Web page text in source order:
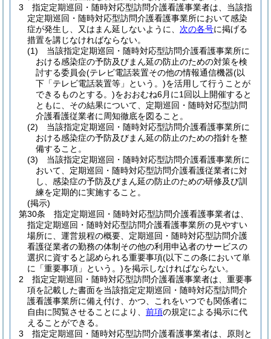
3
指定定期巡回・随時対応型訪問介護看護事業者は、当該指
定定期巡回・随時対応型訪問介護看護事業所において感染
症が発生し、又はまん延しないように、 次の各号に掲げる
措置を講じなければならない。
(1)
当該指定定期巡回・随時対応型訪問介護看護事業所に
おける感染症の予防及びまん延の防止のための対策を検
討する委員会(テレビ電話装置その他の情報通信機器(以
下「テレビ電話装置等」という。)を活用して行うことが
できるものとする。)をおおむね6月に1回以上開催すると
ともに、その結果について、定期巡回・随時対応型訪問
介護看護従業者に周知徹底を図ること。
(2)
当該指定定期巡回・随時対応型訪問介護看護事業所に
おける感染症の予防及びまん延の防止のための指針を整
備すること。
(3)
当該指定定期巡回・随時対応型訪問介護看護事業所に
おいて、定期巡回・随時対応型訪問介護看護従業者に対
し、感染症の予防及びまん延の防止のための研修及び訓
練を定期的に実施すること。
(掲示)
第30条
指定定期巡回・随時対応型訪問介護看護事業者は、
指定定期巡回・随時対応型訪問介護看護事業所の見やすい
場所に、運営規程の概要、定期巡回・随時対応型訪問介護
看護従業者の勤務の体制その他の利用申込者のサービスの
選択に資すると認められる重要事項(以下この条において単
に「重要事項」という。)を掲示しなければならない。
2
指定定期巡回・随時対応型訪問介護看護事業者は、重要事
項を記載した書面を当該指定定期巡回・随時対応型訪問介
護看護事業所に備え付け、かつ、これをいつでも関係者に
自由に閲覧させることにより、 前項の規定による掲示に代
えることができる。
3
指定定期巡回・随時対応型訪問介護看護事業者は、原則と